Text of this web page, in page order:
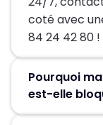
coté avec
84 24 42 80 !
Pourquoi
est-elle